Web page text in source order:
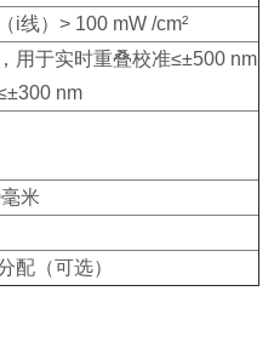
i线）> 100 mW /cm²
用于实时重叠校准≤±500 nm
nm
米
配（可选）